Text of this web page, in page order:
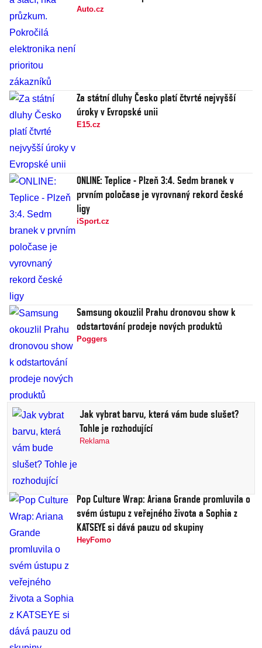
Auto.cz
Za státní dluhy Česko platí čtvrté nejvyšší
úroky v Evropské unii
E15.cz
ONLINE: Teplice - Plzeň 3:4. Sedm branek v
prvním poločase je vyrovnaný rekord české
ligy
iSport.cz
Samsung okouzlil Prahu dronovou show k
odstartování prodeje nových produktů
Poggers
Jak vybrat barvu, která vám bude slušet?
Tohle je rozhodující
Reklama
Pop Culture Wrap: Ariana Grande promluvila o
svém ústupu z veřejného života a Sophia z
KATSEYE si dává pauzu od skupiny
HeyFomo